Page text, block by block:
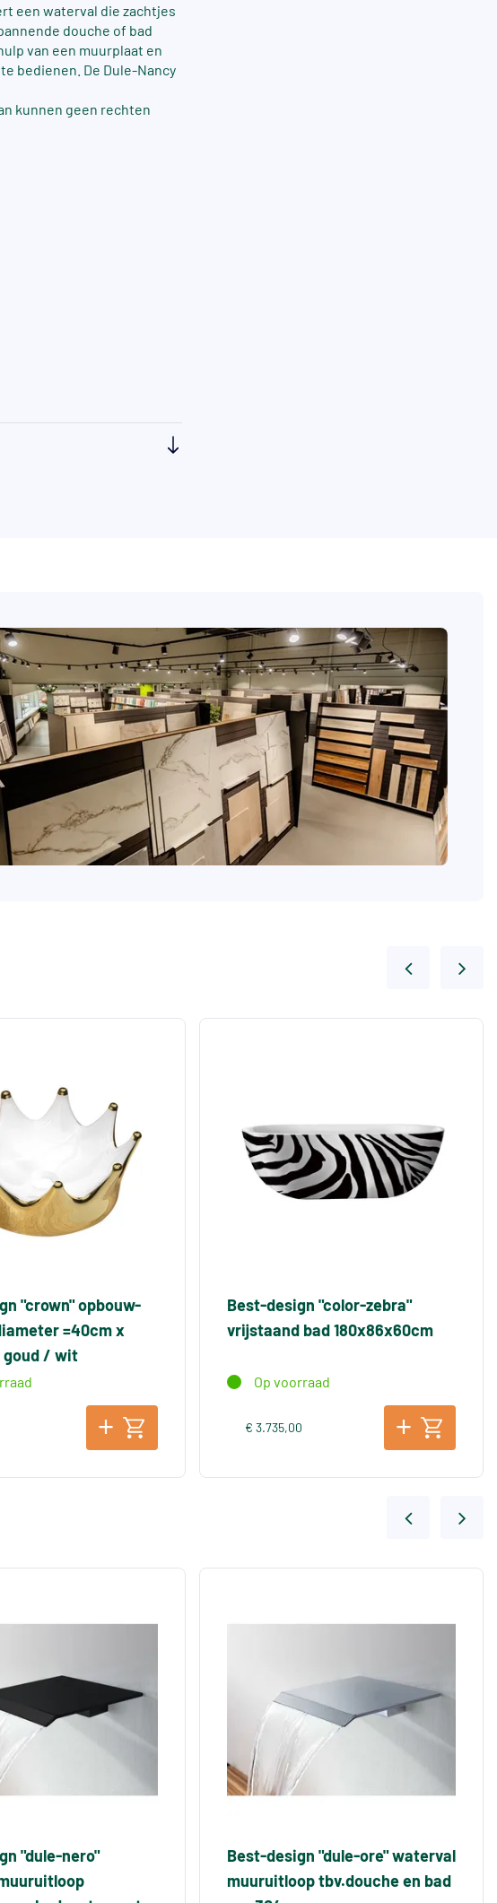
een waterval die zachtjes
douche of bad
van een muurplaat en
bedienen. De Dule-Nancy
kunnen geen rechten
"crown" opbouw-
=40cm x
goud / wit
Best-design "color-zebra"
vrijstaand bad 180x86x60cm
Op voorraad
€ 3.735,00
"dule-nero"
Best-design "dule-ore" waterval
muuruitloop tbv.douche en bad